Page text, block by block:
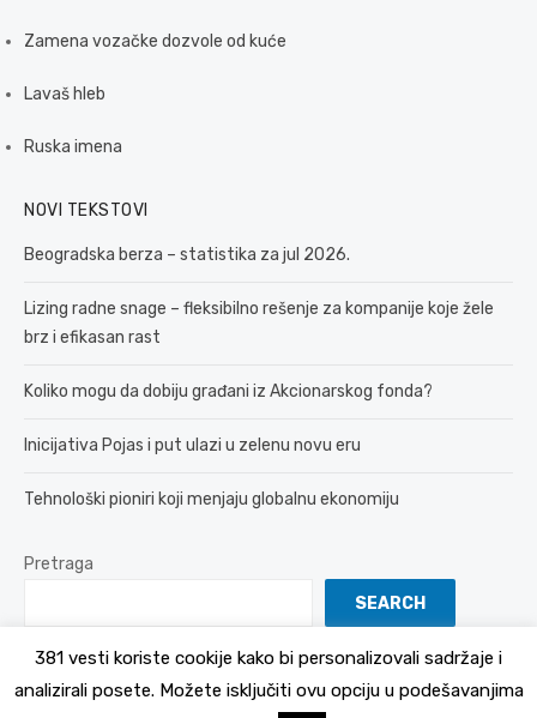
Zamena vozačke dozvole od kuće
Lavaš hleb
Ruska imena
NOVI TEKSTOVI
Beogradska berza – statistika za jul 2026.
Lizing radne snage – fleksibilno rešenje za kompanije koje žele
brz i efikasan rast
Koliko mogu da dobiju građani iz Akcionarskog fonda?
Inicijativa Pojas i put ulazi u zelenu novu eru
Tehnološki pioniri koji menjaju globalnu ekonomiju
Pretraga
SEARCH
Politika Privatnosti
381 vesti koriste cookije kako bi personalizovali sadržaje i
analizirali posete. Možete isključiti ovu opciju u podešavanjima